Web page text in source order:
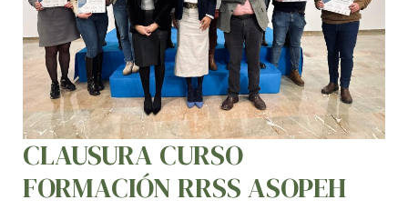
CLAUSURA CURSO
FORMACIÓN RRSS ASOPEH